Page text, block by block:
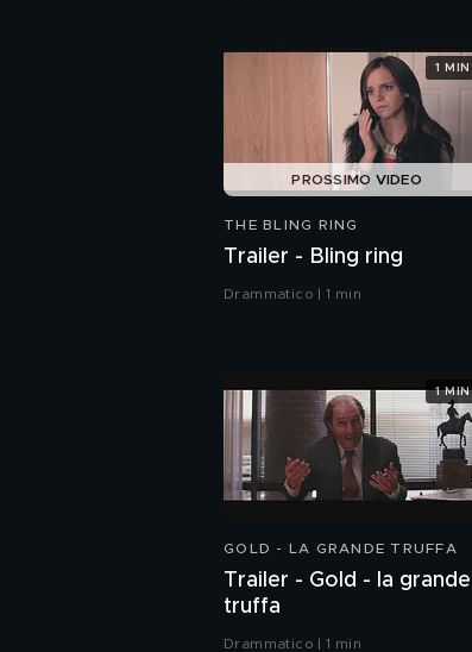
PROSSIMO VIDEO
THE BLING RING
Trailer - Bling ring
Drammatico | 1 min
1 MIN
GOLD - LA GRANDE TRUFFA
Trailer - Gold - la grande
truffa
Drammatico | 1 min
1 MIN